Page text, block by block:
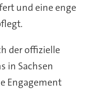
und eine enge
der offizielle
in Sachsen
Engagement